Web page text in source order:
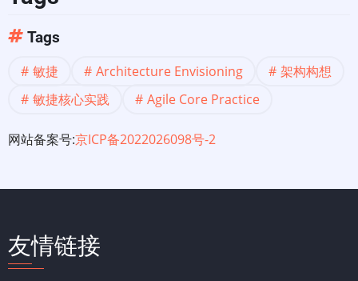
心
实
Tags
敏捷 Architecture Envisioning
架构构想
敏捷核心实践
Agile Core Practice
网站备案号:京ICP备2022026098号-2
友情链接